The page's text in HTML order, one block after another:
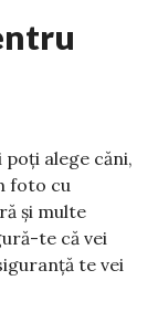
alege căni,
foto cu
și multe
te că vei
te vei